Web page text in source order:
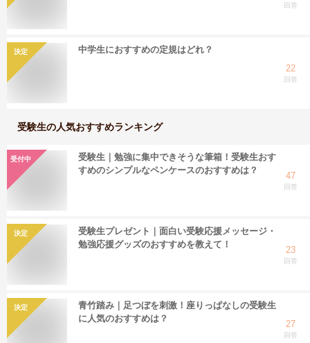
回答
決定
中学生におすすめの定規はどれ？
22
回答
受験生の人気おすすめランキング
受付中
受験生｜勉強に集中できそうな筆箱！受験生おす
すめのシンプルなペンケースのおすすめは？
47
回答
決定
受験生プレゼント｜面白い受験応援メッセージ・
勉強応援グッズのおすすめを教えて！
23
回答
決定
青竹踏み｜足つぼを刺激！座りっぱなしの受験生
に人気のおすすめは？
27
回答